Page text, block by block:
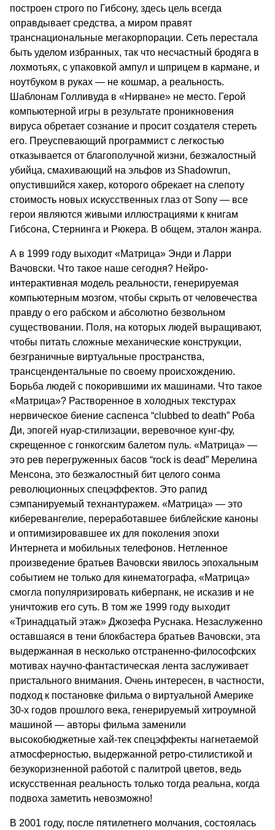
построен строго по Гибсону, здесь цель всегда
оправдывает средства, а миром правят
транснациональные мегакорпорации. Сеть перестала
быть уделом избранных, так что несчастный бродяга в
лохмотьях, с упаковкой ампул и шприцем в кармане, и
ноутбуком в руках — не кошмар, а реальность.
Шаблонам Голливуда в «Нирване» не место. Герой
компьютерной игры в результате проникновения
вируса обретает сознание и просит создателя стереть
его. Преуспевающий программист с легкостью
отказывается от благополучной жизни, безжалостный
убийца, смахивающий на эльфов из Shadowrun,
опустившийся хакер, которого обрекает на слепоту
стоимость новых искусственных глаз от Sony — все
герои являются живыми иллюстрациями к книгам
Гибсона, Стернинга и Рюкера. В общем, эталон жанра.
А в 1999 году выходит «Матрица» Энди и Ларри
Вачовски. Что такое наше сегодня? Нейро-
интерактивная модель реальности, генерируемая
компьютерным мозгом, чтобы скрыть от человечества
правду о его рабском и абсолютно безвольном
существовании. Поля, на которых людей выращивают,
чтобы питать сложные механические конструкции,
безграничные виртуальные пространства,
трансцендентальные по своему происхождению.
Борьба людей с покорившими их машинами. Что такое
«Матрица»? Растворенное в холодных текстурах
нервическое биение саспенса “clubbed to death” Роба
Ди, эпогей нуар-стилизации, веревочное кунг-фу,
скрещенное с гонкогским балетом пуль. «Матрица» —
это рев перегруженных басов “rock is dead” Мерелина
Менсона, это безжалостный бит целого сонма
революционных спецэффектов. Это рапид
сэмпанируемый технантуражем. «Матрица» — это
киберевангелие, переработавшее библейские каноны
и оптимизировавшее их для поколения эпохи
Интернета и мобильных телефонов. Нетленное
произведение братьев Вачовски явилось эпохальным
событием не только для кинематографа, «Матрица»
смогла популяризировать киберпанк, не исказив и не
уничтожив его суть. В том же 1999 году выходит
«Тринадцатый этаж» Джозефа Руснака. Незаслуженно
оставшаяся в тени блокбастера братьев Вачовски, эта
выдержанная в несколько отстраненно-философских
мотивах научно-фантастическая лента заслуживает
пристального внимания. Очень интересен, в частности,
подход к постановке фильма о виртуальной Америке
30-х годов прошлого века, генерируемый хитроумной
машиной — авторы фильма заменили
высокобюджетные хай-тек спецэффекты нагнетаемой
атмосферностью, выдержанной ретро-стилистикой и
безукоризненной работой с палитрой цветов, ведь
искусственная реальность только тогда реальна, когда
подвоха заметить невозможно!
В 2001 году, после пятилетнего молчания, состоялась